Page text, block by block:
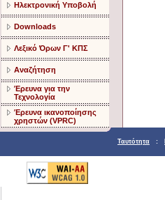
Ηλεκτρονική Υποβολή
Downloads
Λεξικό Όρων Γ' ΚΠΣ
Αναζήτηση
Έρευνα για την
Τεχνολογία
Έρευνα ικανοποίησης
χρηστών (VPRC)
Ταυτότητα :